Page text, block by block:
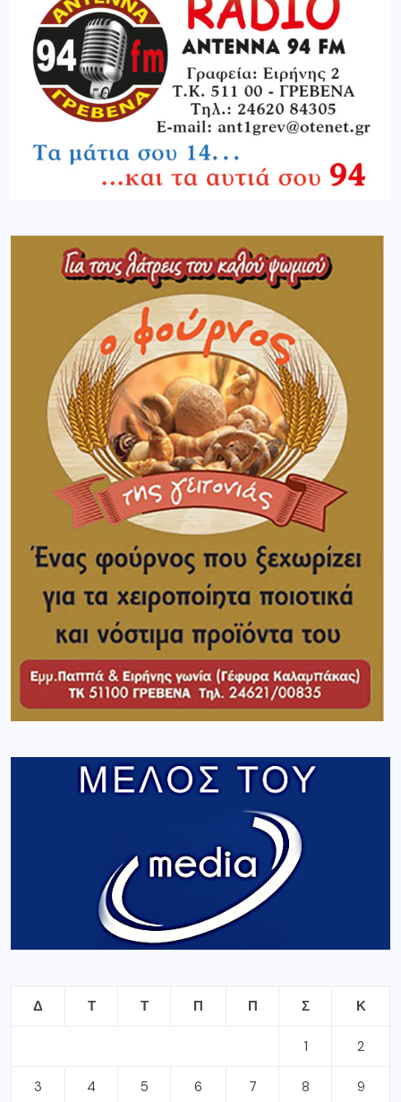
Δ Τ Τ Π Π Σ Κ
1 2
3 4 5 6 7 8 9